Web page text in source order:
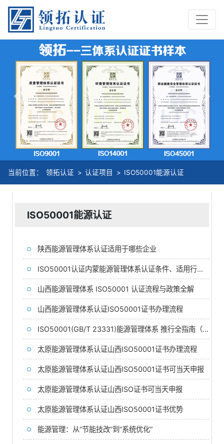
Previous
当前位置： 领拓认证 > 认证项目 > ISO50001能源认证
ISO50001能源认证
陕西能源管理体系认证适用于哪些企业
ISO50001认证内蒙能源管理体系认证条件、适用行业、流程与优势
山西能源管理体系 ISO50001 认证流程与政策全解
山西能源管理体系认证ISO50001证书办理流程
ISO50001(GB/T 23331)能源管理体系 推行全指南（含标准解读+推行计划+成果输出）
太原能源管理体系认证山西ISO50001证书办理流程
太原能源管理体系认证山西ISO50001证书可当天申报
太原能源管理体系认证山西ISO证书可当天申报
太原能源管理体系认证山西ISO50001证书优势
能源管理：从“节能技改”到“系统优化”